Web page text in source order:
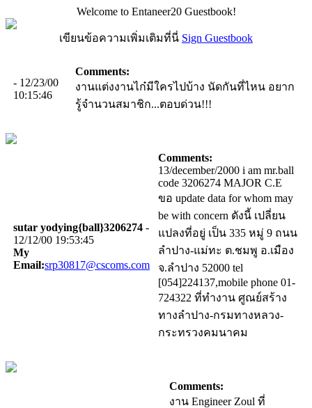
Welcome to Entaneer20 Guestbook!
เขียนข้อความเพิ่มเติมที่นี่ Sign Guestbook
- 12/23/00
10:15:46
Comments:
งานแต่งงานไก๋มีใครไปบ้าง นัดกันที่ไหน อยาก
รู้จำนวนสมาชิก...ตอบด่วน!!!
sutar yodying{ball}3206274 -
12/12/00 19:53:45
My
Email:srp30817@cscoms.com
Comments:
13/december/2000 i am mr.ball
code 3206274 MAJOR C.E
ขอ update data for whom may
be with concern ดังนี้ เปลี่ยน
แปลงที่อยู่ เป็น 335 หมู่ 9 ถนน
ลําปาง-แม่ทะ ต.ชมพู อ.เมือง
จ.ลําปาง 52000 tel
[054]224137,mobile phone 01-
724322 ที่ทํางาน ศูณย์สร้าง
ทางลําปาง-กรมทางหลวง-
กระทรวงคมนาคม
Comments:
งาน Engineer Zoul ที่